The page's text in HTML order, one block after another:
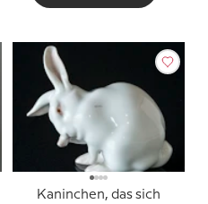
Kaninchen, das sich